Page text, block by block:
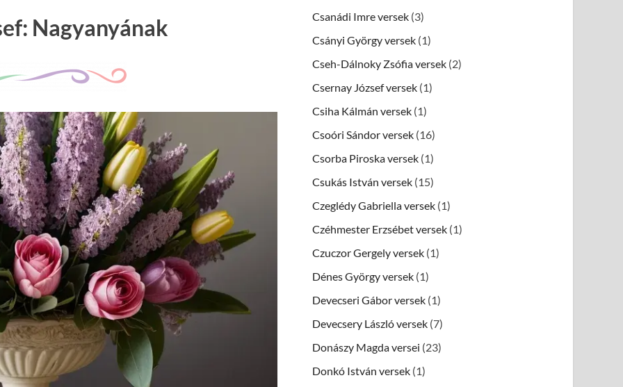
Nagyanyának
Csanádi Imre versek (3)
Csányi György versek (1)
Cseh-Dálnoky Zsófia versek (2)
Csernay József versek (1)
Csiha Kálmán versek (1)
Csoóri Sándor versek (16)
Csorba Piroska versek (1)
Csukás István versek (15)
Czeglédy Gabriella versek (1)
Czéhmester Erzsébet versek (1)
Czuczor Gergely versek (1)
Dénes György versek (1)
Devecseri Gábor versek (1)
Devecsery László versek (7)
Donászy Magda versei (23)
Donkó István versek (1)